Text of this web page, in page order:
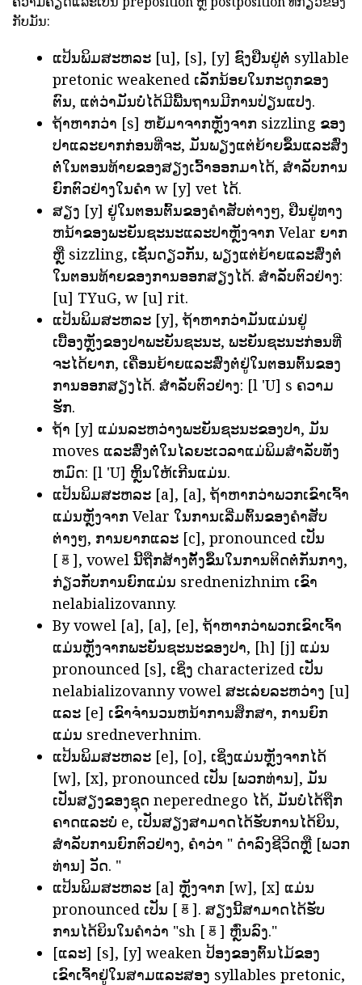
ກັບມັນ:
ແປ້ນພິມສະຫລະ [u], [s], [y] ຊົງຢືນຢູ່ຕໍ່ syllable
pretonic weakened ເລັກນ້ອຍໃນກະດູກຂອງ
ຕົນ, ແຕ່ວ່າມັນບໍ່ໄດ້ມີພື້ນຖານມີການປ່ຽນແປງ.
ຖ້າຫາກວ່າ [s] ຫຍໍ້ມາຈາກຫຼັງຈາກ sizzling ຂອງ
ປາແລະຍາກກ່ອນທີ່ຈະ, ມັນພຽງແຕ່ຍ້າຍຂຶ້ນແລະສົ່ງ
ຕໍ່ໃນຕອນທ້າຍຂອງສຽງເວົ້າອອກມາໄດ້, ສໍາລັບການ
ຍົກຕົວຢ່າງໃນຄໍາ w [y] vet ໄດ້.
ສຽງ [y] ຢູ່ໃນຕອນຕົ້ນຂອງຄໍາສັບຕ່າງໆ, ຢືນຢູ່ທາງ
ຫນ້າຂອງພະຍັນຊະນະແລະປາຫຼັງຈາກ Velar ຍາກ
ຫຼື sizzling, ເຊັ່ນດຽວກັນ, ພຽງແຕ່ຍ້າຍແລະສົ່ງຕໍ່
ໃນຕອນທ້າຍຂອງການອອກສຽງໄດ້. ສໍາລັບຕົວຢ່າງ:
[u] TYuG, w [u] rit.
ແປ້ນພິມສະຫລະ [y], ຖ້າຫາກວ່າມັນແມ່ນຢູ່
ເບື້ອງຫຼັງຂອງປາພະຍັນຊະນະ, ພະຍັນຊະນະກ່ອນທີ່
ຈະໄດ້ຍາກ, ເຄື່ອນຍ້າຍແລະສົ່ງຕໍ່ຢູ່ໃນຕອນຕົ້ນຂອງ
ການອອກສຽງໄດ້. ສໍາລັບຕົວຢ່າງ: [l 'U] s ຄວາມ
ຮັກ.
ຖ້າ [y] ແມ່ນລະຫວ່າງພະຍັນຊະນະຂອງປາ, ມັນ
moves ແລະສົ່ງຕໍ່ໃນໄລຍະເວລາແມ່ພິມສໍາລັບທັງ
ຫມົດ: [l 'U] ຫຼິ້ນໃຫ້ເກີນແມ່ນ.
ແປ້ນພິມສະຫລະ [a], [a], ຖ້າຫາກວ່າພວກເຂົາເຈົ້າ
ແມ່ນຫຼັງຈາກ Velar ໃນການເລີ່ມຕົ້ນຂອງຄໍາສັບ
ຕ່າງໆ, ການຍາກແລະ [c], pronounced ເປັນ
[ㆄ], vowel ນີ້ຖືກສ້າງຕັ້ງຂຶ້ນໃນການຕິດຕໍ່ກັນກາງ,
ກ່ຽວກັບການຍົກແມ່ນ srednenizhnim ເຂົາ
nelabializovanny.
By vowel [a], [a], [e], ຖ້າຫາກວ່າພວກເຂົາເຈົ້າ
ແມ່ນຫຼັງຈາກພະຍັນຊະນະຂອງປາ, [h] [j] ແມ່ນ
pronounced [s], ເຊິ່ງ characterized ເປັນ
nelabializovanny vowel ສະເລ່ຍລະຫວ່າງ [u]
ແລະ [e] ເຂົາຈໍານວນຫນ້າການສຶກສາ, ການຍົກ
ແມ່ນ sredneverhnim.
ແປ້ນພິມສະຫລະ [e], [o], ເຊິ່ງແມ່ນຫຼັງຈາກໄດ້
[w], [x], pronounced ເປັນ [ພວກທ່ານ], ມັນ
ເປັນສຽງຂອງຊຸດ neperednego ໄດ້, ມັນບໍ່ໄດ້ຖືກ
ຄາດແລະບໍ່ e, ເປັນສຽງສາມາດໄດ້ຮັບການໄດ້ຍິນ,
ສໍາລັບການຍົກຕົວຢ່າງ, ຄໍາວ່າ " ດໍາລົງຊີວິດຫຼື [ພວກ
ທ່ານ] ວັດ. "
ແປ້ນພິມສະຫລະ [a] ຫຼັງຈາກ [w], [x] ແມ່ນ
pronounced ເປັນ [ㆄ]. ສຽງນີ້ສາມາດໄດ້ຮັບ
ການໄດ້ຍິນໃນຄໍາວ່າ "sh [ㆄ] ຫຼົ່ນລົງ."
[ແລະ] [s], [y] weaken ປ້ອງຂອງຕົ້ນໄມ້ຂອງ
ເຂົາເຈົ້າຢູ່ໃນສາມແລະສອງ syllables pretonic,